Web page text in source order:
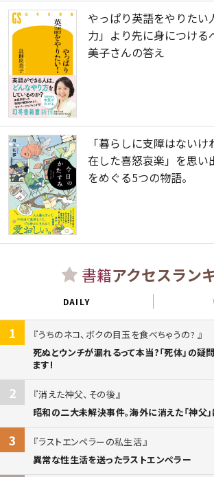
やっぱり英語をやりたい
力」より先に身につけ
美子さんの答え
「暮らしに支障はない
在した喜怒哀楽」を思い
をめぐる5つの物語。
書籍アクセスラン
DAILY
1
うちのネコ、ボクの目玉を食べちゃうの?
死ぬとウンチが漏れるって本当?「死体」の疑
ます!
2
消えた神父、その後
昭和の二大未解決事件。海外に消えた「神父」
3
ラストエンペラーの私生活
異常な性生活を送ったラストエンペラー